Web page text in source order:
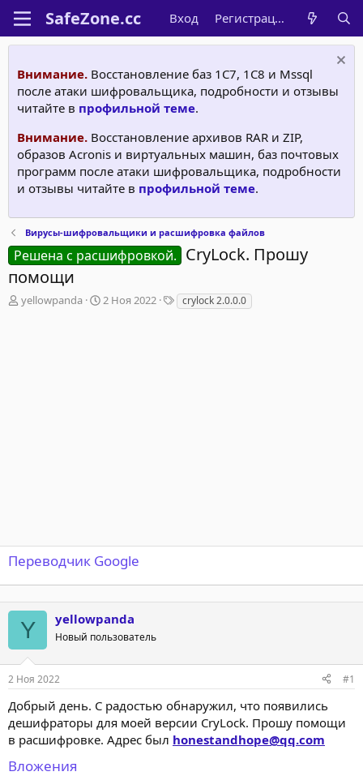
Вход Регистрация
Внимание. Восстановление баз 1С7, 1C8 и Mssql
после атаки шифровальщика, подробности и отзывы
читайте в профильной теме.
Внимание. Восстановление архивов RAR и ZIP,
образов Acronis и виртуальных машин, баз почтовых
программ после атаки шифровальщика, подробности
и отзывы читайте в профильной теме.
Вирусы-шифровальщики и расшифровка файлов
Решена с расшифровкой. CryLock. Прошу
помощи
А
yellowpanda
Д
2 Ноя 2022
Т
е
crylock 2.0.0.0
Переводчик Google
Y yellowpanda
Новый пользователь
2 Ноя 2022 #1
Добрый день. С радостью обнаружил, что появились
дешифраторы для моей версии CryLock. Прошу помощи
в расшифровке. Адрес был honestandhope@qq.com
Вложения